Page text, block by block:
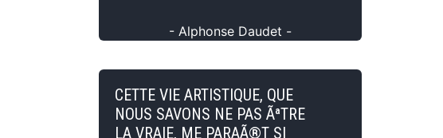
- Alphonse Daudet -
CETTE VIE ARTISTIQUE, QUE
NOUS SAVONS NE PAS ÃªTRE
LA VRAIE, ME PARAÃ®T SI